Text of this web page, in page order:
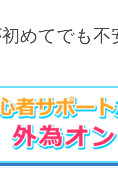
めてでも